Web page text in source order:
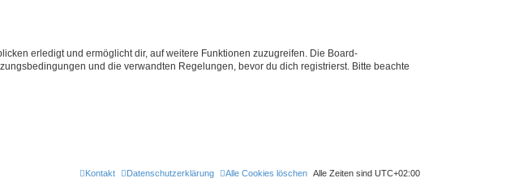
erledigt und ermöglicht dir, auf weitere Funktionen zuzugreifen. Die Board-
und die verwandten Regelungen, bevor du dich registrierst. Bitte beachte
Alle Zeiten sind UTC+02:00
Alle Cookies löschen
Datenschutzerklärung
Kontakt